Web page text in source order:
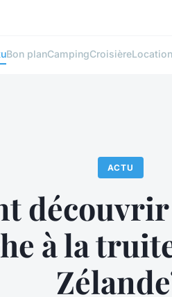
Bon planCampingCroisièreLocation
ACTU
à la